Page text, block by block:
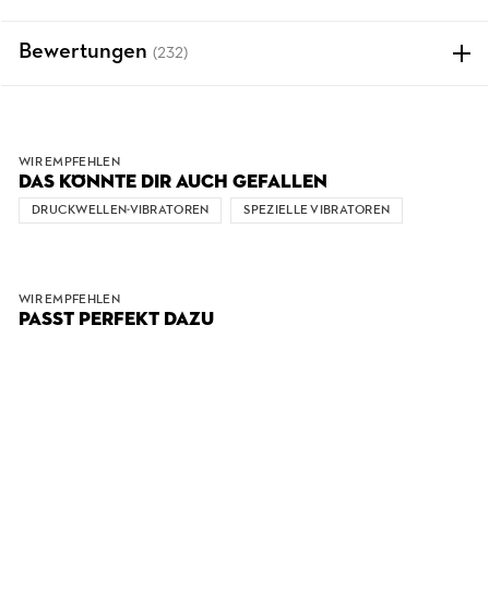
Bewertungen (232)
WIR EMPFEHLEN
DAS KÖNNTE DIR AUCH GEFALLEN
DRUCKWELLEN-VIBRATOREN SPEZIELLE VIBRATOREN
WIR EMPFEHLEN
PASST PERFEKT DAZU